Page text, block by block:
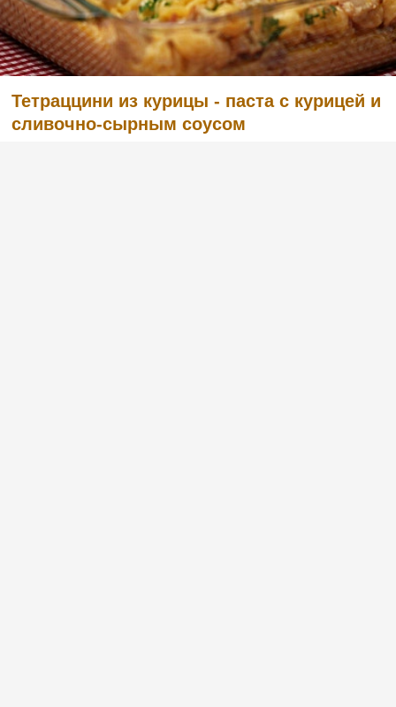
Тетраццини из курицы - паста с курицей и
сливочно-сырным соусом